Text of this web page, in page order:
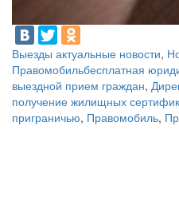
Выезды актуальные новости,
Правомобильбесплатная
выездной прием граждан,
получение жилищных
приграничью, Правомобиль,